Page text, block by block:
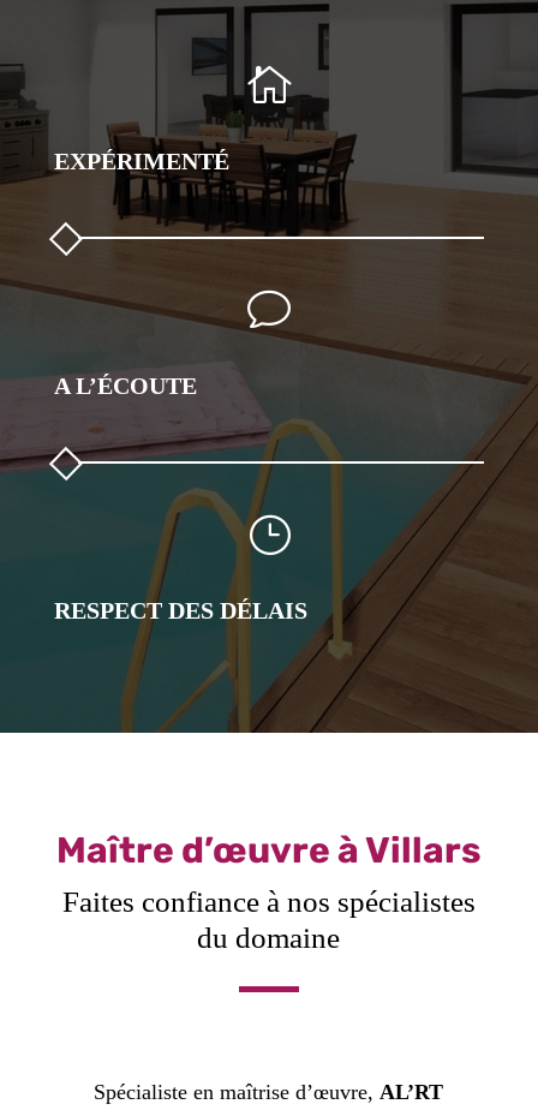

EXPÉRIMENTÉ
v
A L’ÉCOUTE
}
RESPECT DES DÉLAIS
Maître d’œuvre à Villars
Faites confiance à nos spécialistes
du domaine
Spécialiste en maîtrise d’œuvre, AL’RT